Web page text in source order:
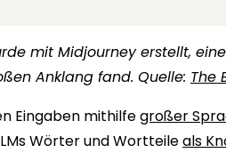
mit Midjourney erstellt,
Anklang fand. Quelle: The
Eingaben mithilfegroßer
Wörter und Wortteileals